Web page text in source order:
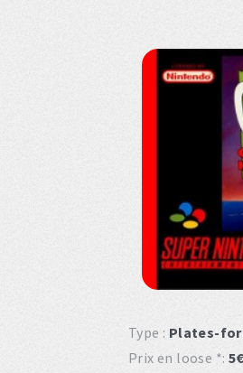
Type : Plates-
Prix en loose *: 5€